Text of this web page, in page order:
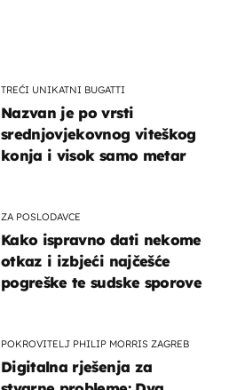
TREĆI UNIKATNI BUGATTI
Nazvan je po vrsti
srednjovjekovnog viteškog
konja i visok samo metar
ZA POSLODAVCE
Kako ispravno dati nekome
otkaz i izbjeći najčešće
pogreške te sudske sporove
POKROVITELJ PHILIP MORRIS ZAGREB
Digitalna rješenja za